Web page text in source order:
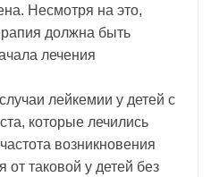
Несмотря на это,
должна быть
лечения
лейкемии у детей с
которые лечились
возникновения
от таковой у детей без